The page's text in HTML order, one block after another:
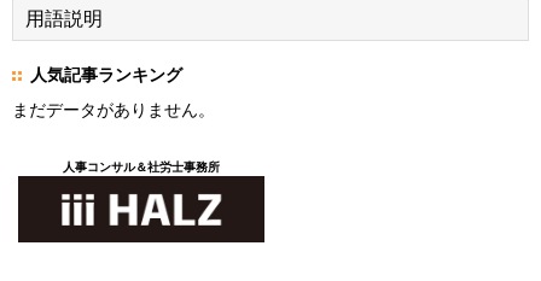
用語説明
人気記事ランキング
まだデータがありません。
人事コンサル＆社労士事務所